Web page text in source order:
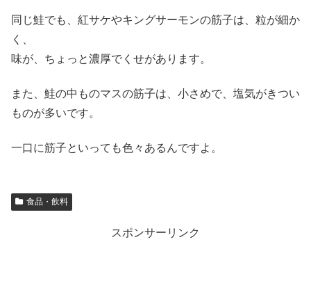
同じ鮭でも、紅サケやキングサーモンの筋子は、粒が細か
く、
味が、ちょっと濃厚でくせがあります。
また、鮭の中ものマスの筋子は、小さめで、塩気がきつい
ものが多いです。
一口に筋子といっても色々あるんですよ。
食品・飲料
スポンサーリンク